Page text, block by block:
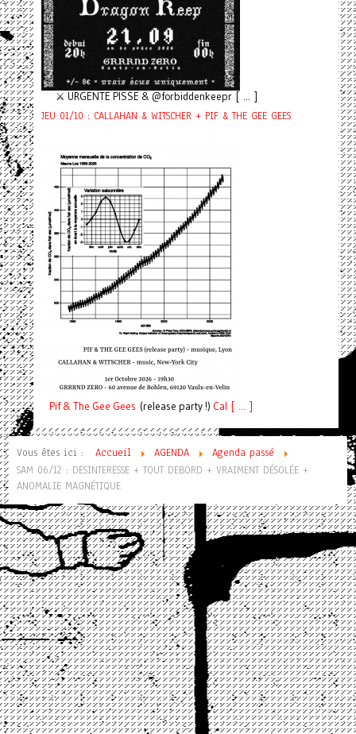
⚔️ URGENTE PISSE & @forbiddenkeepr [ ... ]
JEU 01/10 : CALLAHAN & WITSCHER + PIF & THE GEE GEES
Pif& The Gee Gees (release party !) Cal [ ... ]
Vous êtes ici : Accueil AGENDA
Agenda passé
SAM 06/12 : DESINTERESSE + TOUT DEBORD + VRAIMENT DÉSOLÉE +
ANOMALIE MAGNÉTIQUE